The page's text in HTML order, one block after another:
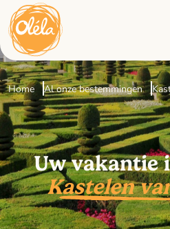
Home Al onze bestemmingen
Uw vakantie
Kastelen